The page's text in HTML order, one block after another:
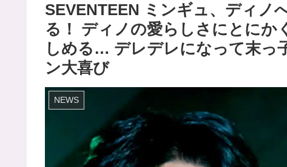
SEVENTEEN ミンギュ、ディノ
る！ ディノの愛らしさにとにか
しめる… デレデレになって末っ
ン大喜び
NEWS